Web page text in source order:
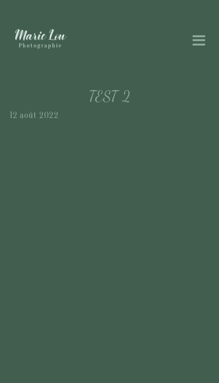
TEST 2
12 août 2022